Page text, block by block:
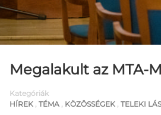
Megalakult az MTA-
Kategóriák
HÍREK ,TÉMA , KÖZÖSSÉGEK ,TELEKI